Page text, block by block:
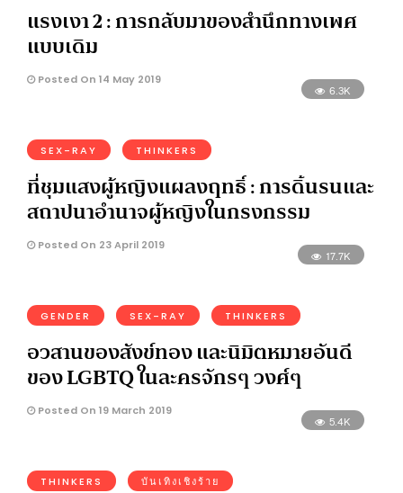
แรงเงา 2 : การกลับมาของสำนึกทางเพศ
แบบเดิม
Posted On 14 May 2019
6.3K
SEX-RAY THINKERS
ที่ชุมแสงผู้หญิงแผลงฤทธิ์ : การดิ้นรนและ
สถาปนาอำนาจผู้หญิงในกรงกรรม
Posted On 23 April 2019
17.7K
GENDER SEX-RAY THINKERS
อวสานของสังข์ทอง และนิมิตหมายอันดี
ของ LGBTQ ในละครจักรๆ วงศ์ๆ
Posted On 19 March 2019
5.4K
THINKERS บันเทิงเชิงร้าย